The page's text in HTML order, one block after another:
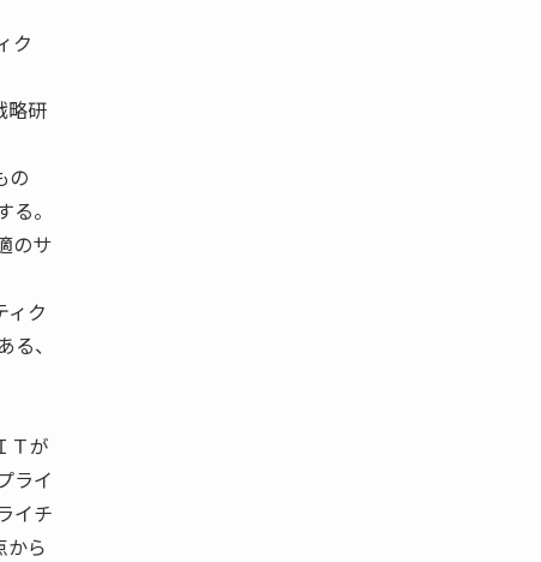
ク
略研
の
。
のサ
ィク
、
Ｔが
ライ
イチ
から